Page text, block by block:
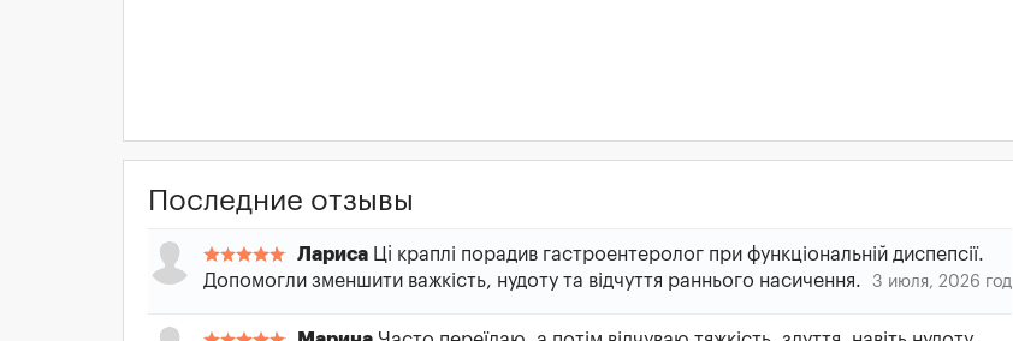
Последние отзывы
Лариса Цi краплі порадив гастроентеролог при функціональній диспепсії.
Допомогли зменшити важкість, нудоту та відчуття раннього насичення.
3 июля, 2026 год